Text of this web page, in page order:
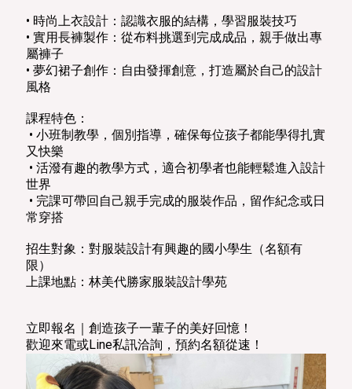
• 時尚上衣設計：認識衣服的結構，學習服裝技巧
• 實用長褲製作：從布料挑選到完成成品，親手做出專
屬褲子
• 夢幻裙子創作：自由發揮創意，打造屬於自己的設計
風格
課程特色：
• 小班制教學，個別指導，確保每位孩子都能學得扎實
又快樂
• 活潑有趣的教學方式，適合初學者也能輕鬆進入設計
世界
• 完課可帶回自己親手完成的服裝作品，留作紀念或日
常穿搭
招生對象：對服裝設計有興趣的國小學生（名額有
限）
上課地點：林美代勝家服裝設計學苑
立即報名｜創造孩子一輩子的美好回憶！
歡迎來電或Line私訊洽詢，預約名額從速！